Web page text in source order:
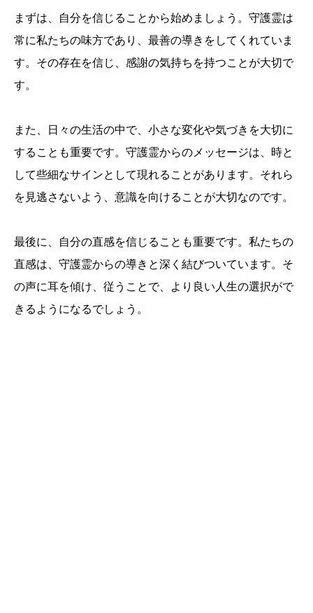
まずは、自分を信じることから始めましょう。守護霊は
常に私たちの味方であり、最善の導きをしてくれていま
す。その存在を信じ、感謝の気持ちを持つことが大切で
す。
また、日々の生活の中で、小さな変化や気づきを大切に
することも重要です。守護霊からのメッセージは、時と
して些細なサインとして現れることがあります。それら
を見逃さないよう、意識を向けることが大切なのです。
最後に、自分の直感を信じることも重要です。私たちの
直感は、守護霊からの導きと深く結びついています。そ
の声に耳を傾け、従うことで、より良い人生の選択がで
きるようになるでしょう。